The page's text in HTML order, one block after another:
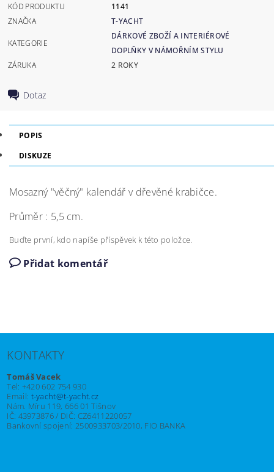
KÓD PRODUKTU
1141
ZNAČKA
T-YACHT
KATEGORIE
DÁRKOVÉ ZBOŽÍ A INTERIÉROVÉ
DOPLŇKY V NÁMOŘNÍM STYLU
ZÁRUKA
2 ROKY
Dotaz
POPIS
DISKUZE
Mosazný "věčný" kalendář v dřevěné krabičce.
Průměr : 5,5 cm.
Buďte první, kdo napíše příspěvek k této položce.
Přidat komentář
KONTAKTY
Tomáš Vacek
Tel: +420 602 754 930
Email: t-yacht@t-yacht.cz
Nám. Míru 119, 666 01 Tišnov
IČ: 43973876 / DIČ: CZ6411220057
Bankovní spojení: 2500933703/2010, FIO BANKA